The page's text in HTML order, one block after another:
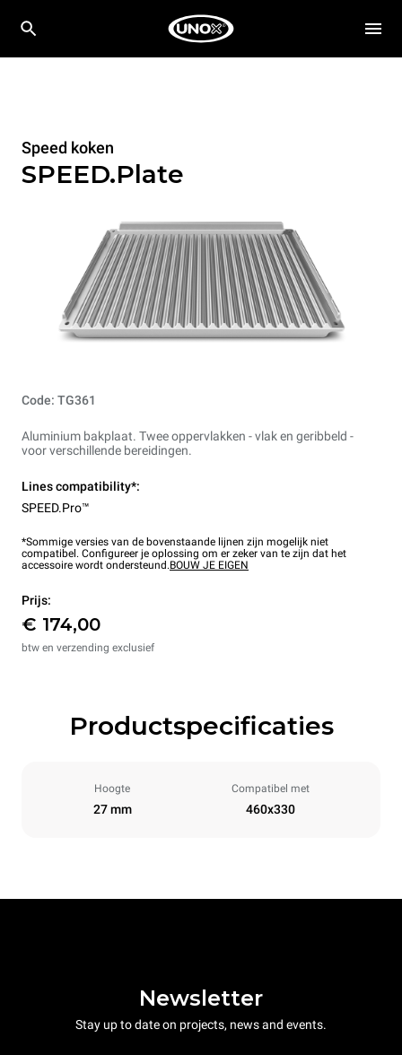
Speed koken
SPEED.Plate
Code: TG361
Aluminium bakplaat. Twee oppervlakken - vlak en geribbeld -
voor verschillende bereidingen.
Lines compatibility*:
SPEED.Pro™
*Sommige versies van de bovenstaande lijnen zijn mogelijk niet
compatibel. Configureer je oplossing om er zeker van te zijn dat het
accessoire wordt ondersteund.BOUW JE EIGEN
Prijs:
€ 174,00
btw en verzending exclusief
Productspecificaties
Hoogte
27 mm
Compatibel met
460x330
Newsletter
Stay up to date on projects, news and events.